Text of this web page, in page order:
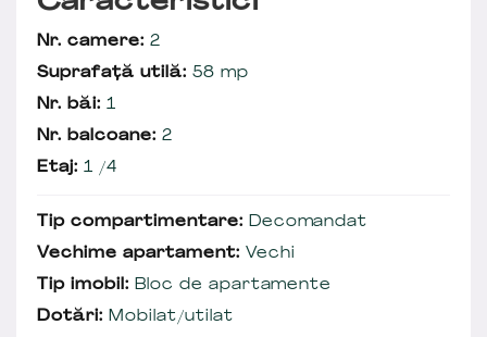
Nr. camere: 2
Suprafață utilă: 58 mp
Nr. băi: 1
Nr. balcoane: 2
Etaj: 1 /4
Tip compartimentare: Decomandat
Vechime apartament: Vechi
Tip imobil: Bloc de apartamente
Dotări: Mobilat/utilat